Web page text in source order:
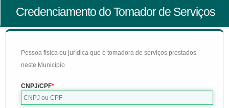
Credenciamento do Tomador de Serviços
Pessoa física ou jurídica que é tomadora de serviços prestados
neste Município
CNPJ/CPF